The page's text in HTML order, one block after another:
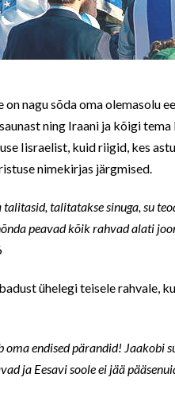
nagu sõda oma olemasolu
ning Iraani ja kõigi tema
Iisraelist, kuid riigid, kes
nimekirjas järgmised.
talitatakse sinuga, su
peavad kõik rahvad alati
ühelegi teisele rahvale,
oma endised pärandid! Jaakobi
ja Eesavi soole ei jää